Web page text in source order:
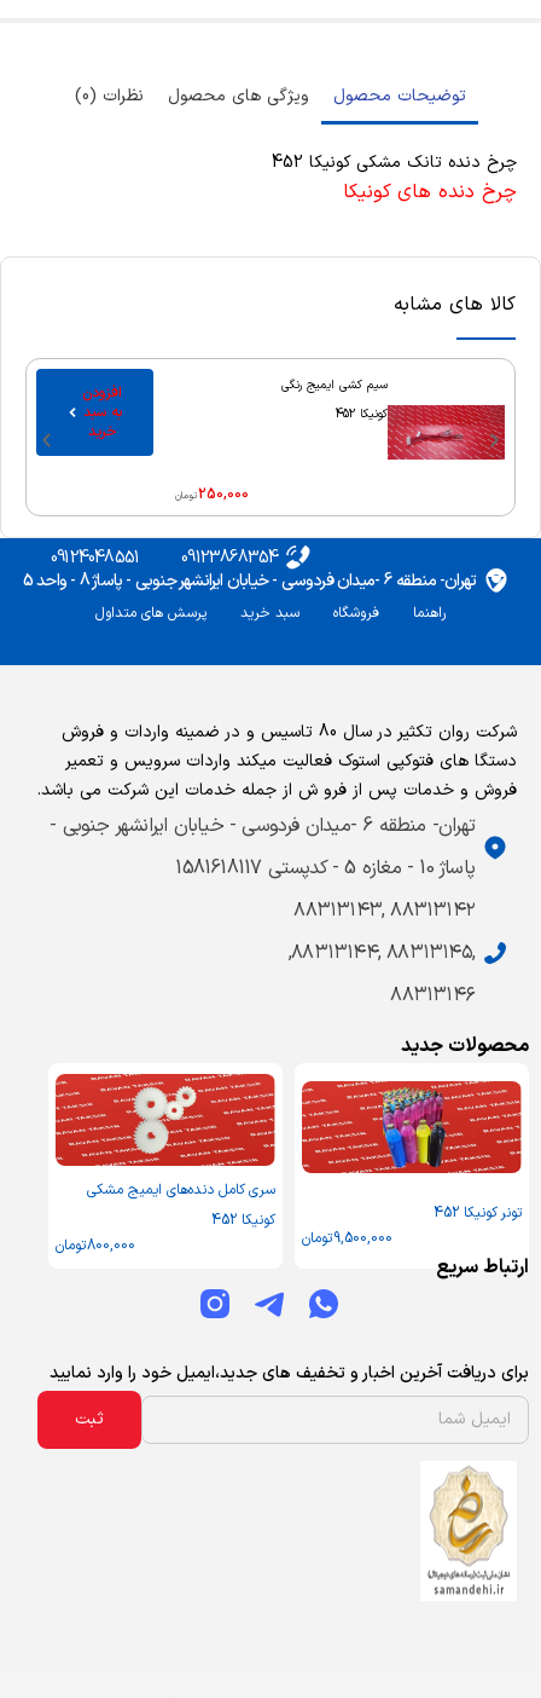
توضیحات محصول ویژگی های محصول نظرات (0)
چرخ دنده تانک مشکی کونیکا 452
چرخ دنده های کونیکا
کالا های مشابه
سیم کشی ایمیج رنگی
کونیکا 452
250,000تومان
افزودن
به سبد
خرید
تهران- منطقه 6 -میدان فردوسی - خیابان ایرانشهر جنوبی - پاساژ 8 - واحد 5
09123868354
09124048551
راهنما فروشگاه سبد خرید پرسش های متداول
شرکت روان تکثیر در سال 80 تاسیس و در ضمینه واردات و فروش
دستگا های فتوکپی استوک فعالیت میکند واردات سرویس و تعمیر
فروش و خدمات پس از فرو ش از جمله خدمات این شرکت می باشد.
تهران- منطقه 6 -میدان فردوسی - خیابان ایرانشهر جنوبی -
پاساژ 10 - مغازه 5 - کدپستی 1581618117
۸۸۳۱۳۱۴۲ ,۸۸۳۱۳۱۴۳
,۸۸۳۱۳۱۴۵ ,۸۸۳۱۳۱۴۴,
۸۸۳۱۳۱۴۶
محصولات جدید
تونر کونیکا 452
9,500,000تومان
سری کامل دنده‌های ایمیج مشکی
کونیکا 452
800,000تومان
ارتباط سریع
برای دریافت آخرین اخبار و تخفیف های جدید،ایمیل خود را وارد نمایید
ثبت